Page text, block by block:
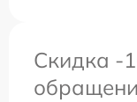
Скидка -